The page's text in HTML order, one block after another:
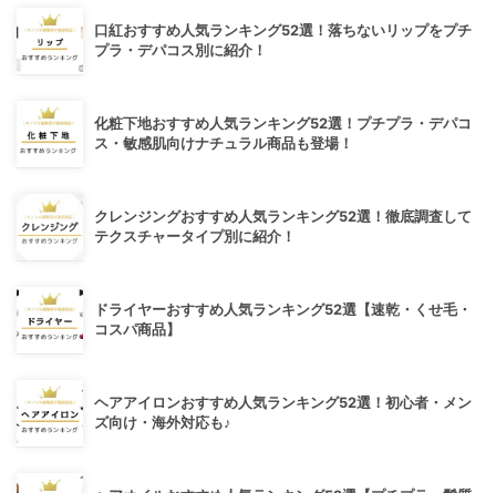
口紅おすすめ人気ランキング52選！落ちないリップをプチ
プラ・デパコス別に紹介！
化粧下地おすすめ人気ランキング52選！プチプラ・デパコ
ス・敏感肌向けナチュラル商品も登場！
クレンジングおすすめ人気ランキング52選！徹底調査して
テクスチャータイプ別に紹介！
ドライヤーおすすめ人気ランキング52選【速乾・くせ毛・
コスパ商品】
ヘアアイロンおすすめ人気ランキング52選！初心者・メン
ズ向け・海外対応も♪